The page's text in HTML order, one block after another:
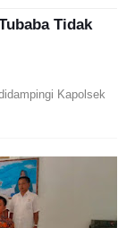
Tidak
Kapolsek